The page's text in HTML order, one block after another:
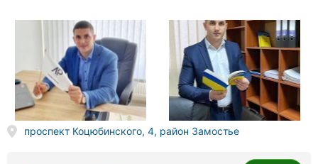
Все
Винница
Житомир
проспект Коцюбинского, 4, район Замостье